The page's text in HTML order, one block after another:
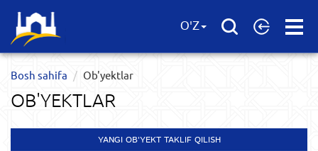
Open
O'Z
Bosh sahifa Ob'yektlar​
OB'YEKTLAR​
YANGI OB'YEKT TAKLIF QILISH